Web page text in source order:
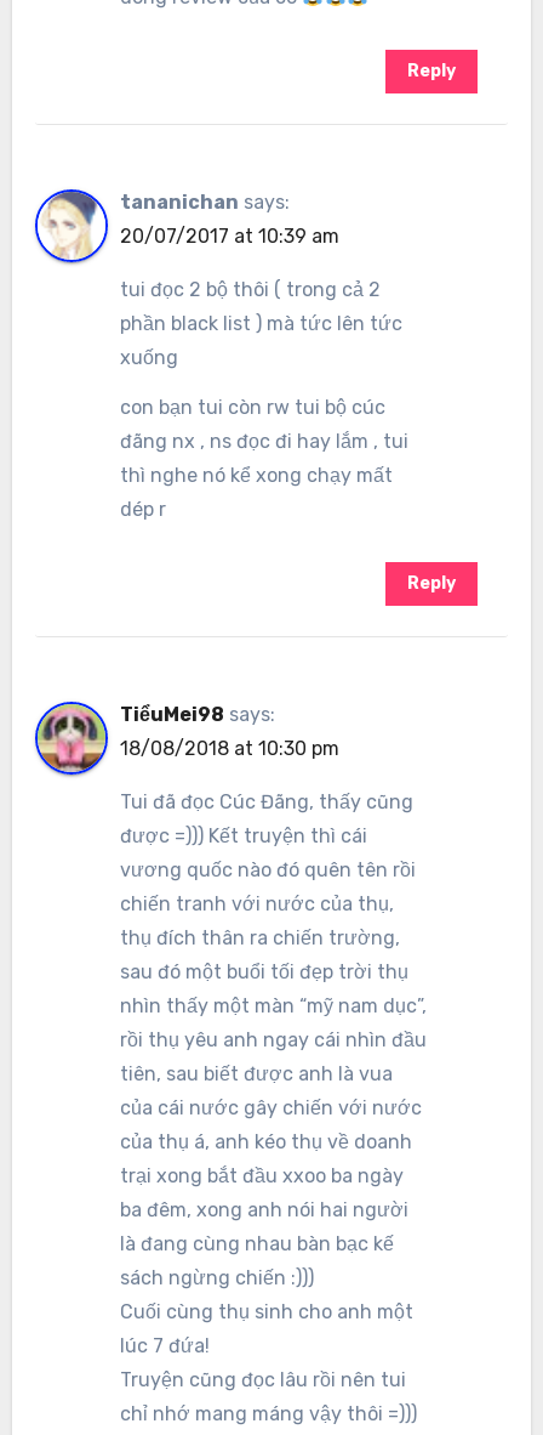
Reply
tananichan says:
20/07/2017 at 10:39 am
tui đọc 2 bộ thôi ( trong cả 2
phần black list ) mà tức lên tức
xuống
con bạn tui còn rw tui bộ cúc
đãng nx , ns đọc đi hay lắm , tui
thì nghe nó kể xong chạy mất
dép r
Reply
TiểuMei98 says:
18/08/2018 at 10:30 pm
Tui đã đọc Cúc Đãng, thấy cũng
được =))) Kết truyện thì cái
vương quốc nào đó quên tên rồi
chiến tranh với nước của thụ,
thụ đích thân ra chiến trường,
sau đó một buổi tối đẹp trời thụ
nhìn thấy một màn “mỹ nam dục”,
rồi thụ yêu anh ngay cái nhìn đầu
tiên, sau biết được anh là vua
của cái nước gây chiến với nước
của thụ á, anh kéo thụ về doanh
trại xong bắt đầu xxoo ba ngày
ba đêm, xong anh nói hai người
là đang cùng nhau bàn bạc kế
sách ngừng chiến :)))
Cuối cùng thụ sinh cho anh một
lúc 7 đứa!
Truyện cũng đọc lâu rồi nên tui
chỉ nhớ mang máng vậy thôi =)))